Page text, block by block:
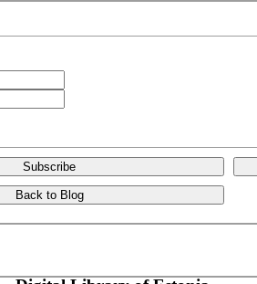
Subscribe
Back to Blog